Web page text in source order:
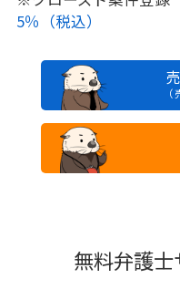
5％（税込）
無料弁護